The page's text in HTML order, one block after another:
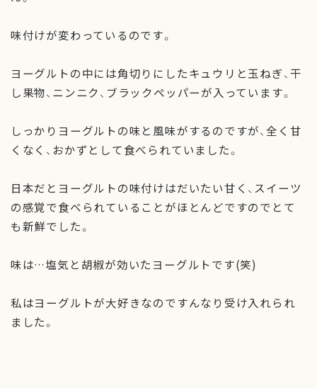
味付けが変わっているのです。
ヨーグルトの中には角切りにしたキュウリと玉ねぎ、干
し果物、ニンニク、ブラックペッパーが入っています。
しっかりヨーグルトの味と風味がするのですが、全く甘
くなく、おかずとして食べられていました。
日本だとヨーグルトの味付けはだいたい甘く、スイーツ
の感覚で食べられていることがほとんどですのでとて
も新鮮でした。
味は…塩気と胡椒が効いたヨーグルトです(笑)
私はヨーグルトが大好きなのですんなり受け入れられ
ました。